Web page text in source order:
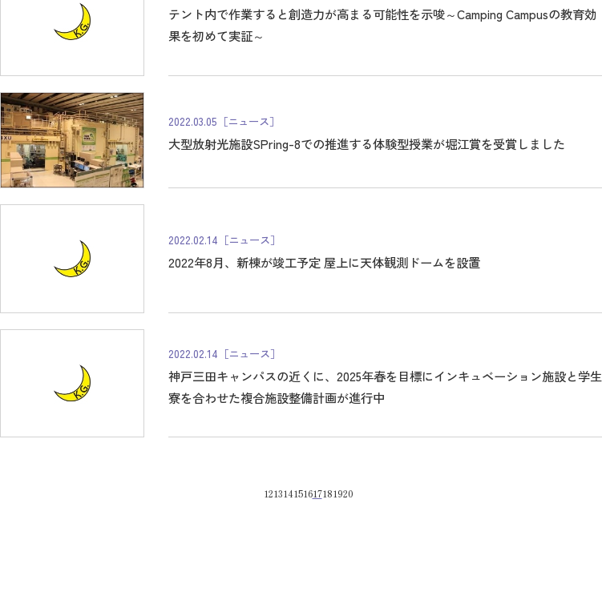
テント内で作業すると創造力が高まる可能性を示唆～Camping Campusの教育効
果を初めて実証～
2022.03.05 ［ニュース］
大型放射光施設SPring-8での推進する体験型授業が堀江賞を受賞しました
2022.02.14 ［ニュース］
2022年8月、新棟が竣工予定 屋上に天体観測ドームを設置
2022.02.14 ［ニュース］
神戸三田キャンパスの近くに、2025年春を目標にインキュベーション施設と学生
寮を合わせた複合施設整備計画が進行中
121314151617181920